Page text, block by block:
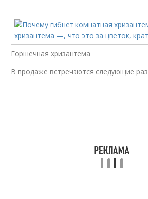
Горшечная хризантема
В продаже встречаются следующие